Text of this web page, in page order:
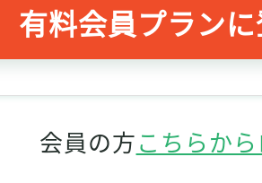
有料会員プラン
会員の方こちらか